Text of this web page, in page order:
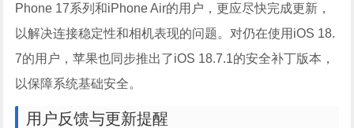
Phone 17系列和iPhone Air的用户，更应尽快完成更新，
以解决连接稳定性和相机表现的问题。对仍在使用iOS 18.
7的用户，苹果也同步推出了iOS 18.7.1的安全补丁版本，
以保障系统基础安全。
用户反馈与更新提醒